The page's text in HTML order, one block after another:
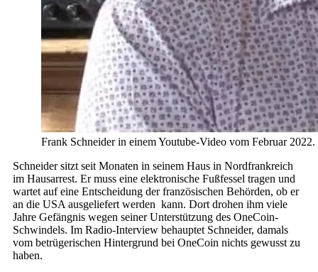
Frank Schneider in einem Youtube-Video vom Februar 2022.
Schneider sitzt seit Monaten in seinem Haus in Nordfrankreich
im Hausarrest. Er muss eine elektronische Fußfessel tragen und
wartet auf eine Entscheidung der französischen Behörden, ob er
an die USA ausgeliefert werden kann. Dort drohen ihm viele
Jahre Gefängnis wegen seiner Unterstützung des OneCoin-
Schwindels. Im Radio-Interview behauptet Schneider, damals
vom betrügerischen Hintergrund bei OneCoin nichts gewusst zu
haben.